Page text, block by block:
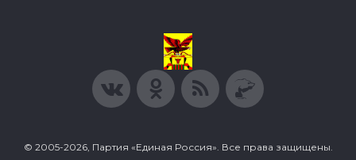
© 2005-2026, Партия «Единая Россия». Все права защищены.